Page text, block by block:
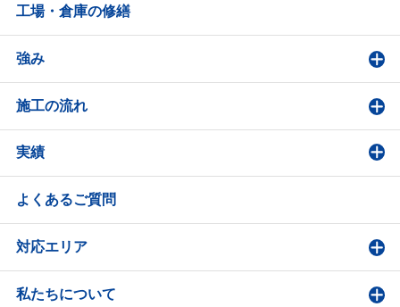
工場・倉庫の修繕
強み
施工の流れ
実績
よくあるご質問
対応エリア
私たちについて